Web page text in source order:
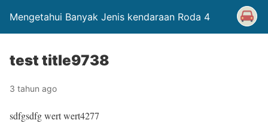
Mengetahui Banyak Jenis kendaraan Roda 4
test title9738
3 tahun ago
sdfgsdfg wert wert4277